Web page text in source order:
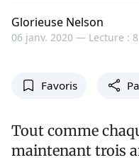
Glorieuse Nelson
06 janv. 2020 — Lecture :
Favoris
Tout comme
maintenant trois